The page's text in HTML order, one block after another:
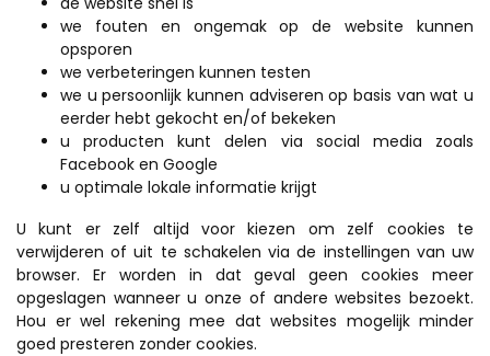
we fouten en ongemak op de website kunnen
opsporen
we verbeteringen kunnen testen
we u persoonlijk kunnen adviseren op basis van wat u
eerder hebt gekocht en/of bekeken
u producten kunt delen via social media zoals
Facebook en Google
u optimale lokale informatie krijgt
U kunt er zelf altijd voor kiezen om zelf cookies te
verwijderen of uit te schakelen via de instellingen van uw
browser. Er worden in dat geval geen cookies meer
opgeslagen wanneer u onze of andere websites bezoekt.
Hou er wel rekening mee dat websites mogelijk minder
goed presteren zonder cookies.